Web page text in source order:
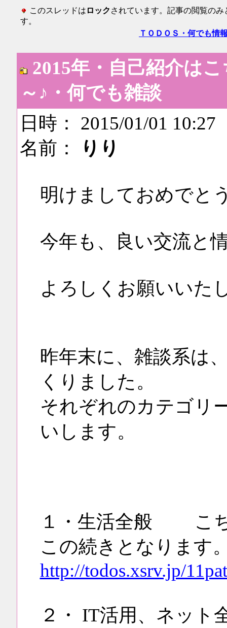
このスレッドは ロック されています。記事の閲覧のみ
す。
ＴＯＤＯＳ・何でも情
2015年・自己紹介は
～♪・何でも雑談
日時： 2015/01/01 10:27
名前：
りり
明けましておめでと
今年も、良い交流と
よろしくお願いいた
昨年末に、雑談系は
くりました。
それぞれのカテゴリ
いします。
１・生活全般 こ
この続きとなります
http://todos.xsrv.jp/
２・ IT活用、ネット